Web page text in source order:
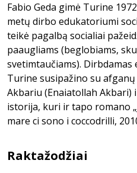
Fabio Geda gimė Turine
metų dirbo edukatoriumi
teikė pagalbą socialiai
paaugliams (beglobiams,
svetimtaučiams).
Turine susipažino su
Akbariu (Enaiatollah Akbari)
istorija, kuri ir tapo romano
mare ci sono i coccodrilli,
Raktažodžiai